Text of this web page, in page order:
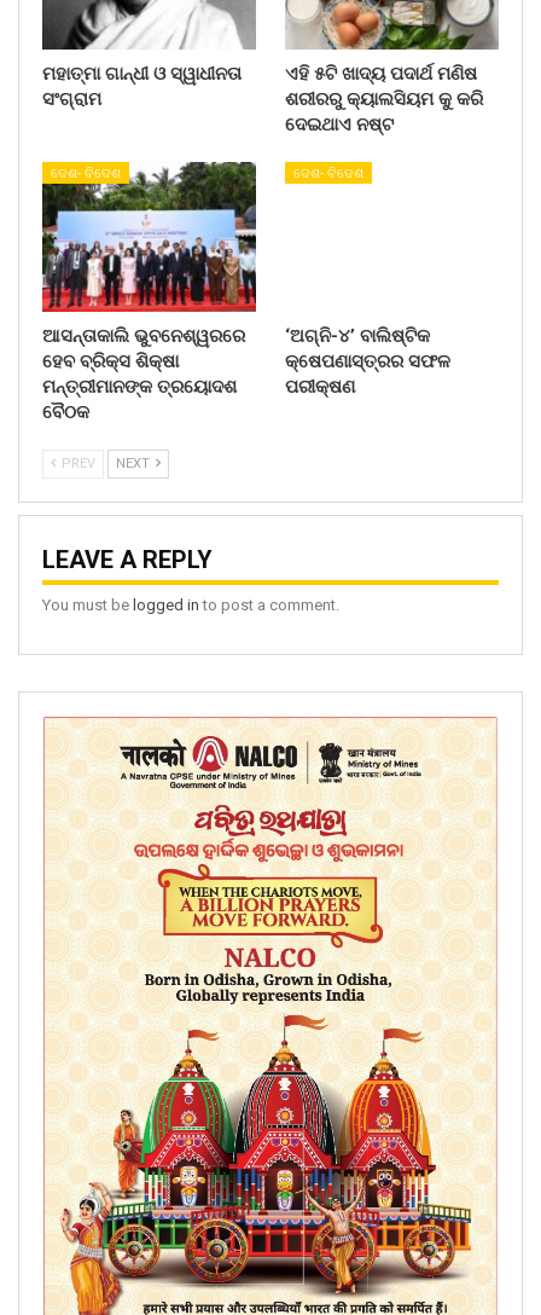
ମହାତ୍ମା ଗାନ୍ଧୀ ଓ ସ୍ୱାଧୀନତା
ସଂଗ୍ରାମ
ଏହି ୫ଟି ଖାଦ୍ୟ ପଦାର୍ଥ ମଣିଷ
ଶରୀରରୁ କ୍ୟାଲସିୟମ କୁ କରି
ଦେଇଥାଏ ନଷ୍ଟ
ଦେଶ- ବିଦେଶ
ଆସନ୍ତାକାଲି ଭୁବନେଶ୍ୱରରେ
ହେବ ବ୍ରିକ୍ସ ଶିକ୍ଷା
ମନ୍ତ୍ରୀମାନଙ୍କ ତ୍ରୟୋଦଶ
ବୈଠକ
ଦେଶ- ବିଦେଶ
‘ଅଗ୍ନି-୪’ ବାଲିଷ୍ଟିକ
କ୍ଷେପଣାସ୍ତ୍ରର ସଫଳ
ପରୀକ୍ଷଣ
PREV NEXT
LEAVE A REPLY
You must be logged in to post a comment.